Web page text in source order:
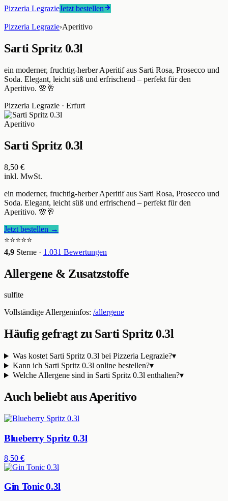
Pizzeria LegrazieJetzt bestellen
Pizzeria Legrazie›Aperitivo
Sarti Spritz 0.3l
ein moderner, fruchtig-herber Aperitif aus Sarti Rosa, Prosecco und
Soda. Elegant, leicht süß und erfrischend – perfekt für den
Aperitivo. 🌸🥂
Pizzeria Legrazie · Erfurt
Aperitivo
Sarti Spritz 0.3l
8,50 €
inkl. MwSt.
ein moderner, fruchtig-herber Aperitif aus Sarti Rosa, Prosecco und
Soda. Elegant, leicht süß und erfrischend – perfekt für den
Aperitivo. 🌸🥂
Jetzt bestellen →
⭐⭐⭐⭐⭐
4,9 Sterne · 1.031 Bewertungen
Allergene & Zusatzstoffe
sulfite
Vollständige Allergeninfos: /allergene
Häufig gefragt zu Sarti Spritz 0.3l
Was kostet Sarti Spritz 0.3l bei Pizzeria Legrazie?▾
Kann ich Sarti Spritz 0.3l online bestellen?▾
Welche Allergene sind in Sarti Spritz 0.3l enthalten?▾
Auch beliebt ausAperitivo
Blueberry Spritz 0.3l
8,50 €
Gin Tonic 0.3l